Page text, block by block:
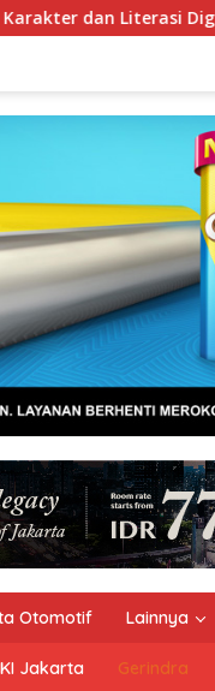
di Kapolri Cup 2026
Otomotif Lainnya
Jakarta Gerindra